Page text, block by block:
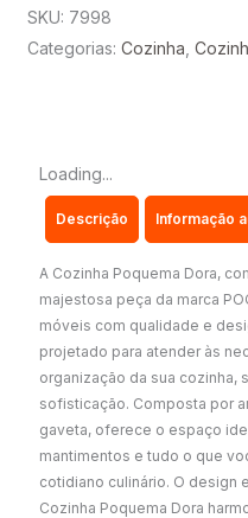
SKU: 7998
Categorias: Cozinha
Loading...
Descrição Informação
A Cozinha Poquema Dora,
majestosa peça da marca
móveis com qualidade e
projetado para atender às
organização da sua cozinha,
sofisticação. Composta por
gaveta, oferece o espaço
mantimentos e tudo o que
cotidiano culinário. O design
Cozinha Poquema Dora